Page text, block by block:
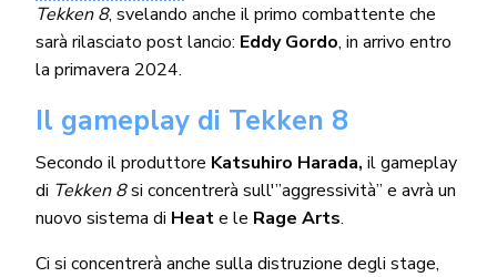
Tekken 8, svelando anche il primo combattente che
sarà rilasciato post lancio: Eddy Gordo, in arrivo entro
la primavera 2024.
Il gameplay di Tekken 8
Secondo il produttore Katsuhiro Harada,il gameplay
di Tekken 8si concentrerà sull'”aggressività” e avrà un
nuovo sistema di Heate le Rage Arts.
Ci si concentrerà anche sulla distruzione degli stage,